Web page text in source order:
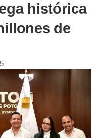
histórica
de